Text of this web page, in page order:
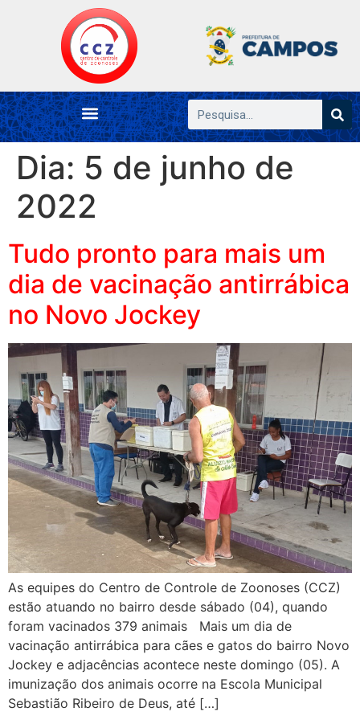
Dia: 5 de junho de
2022
Tudo pronto para mais um
dia de vacinação antirrábica
no Novo Jockey
As equipes do Centro de Controle de Zoonoses (CCZ)
estão atuando no bairro desde sábado (04), quando
foram vacinados 379 animais Mais um dia de
vacinação antirrábica para cães e gatos do bairro Novo
Jockey e adjacências acontece neste domingo (05). A
imunização dos animais ocorre na Escola Municipal
Sebastião Ribeiro de Deus, até […]